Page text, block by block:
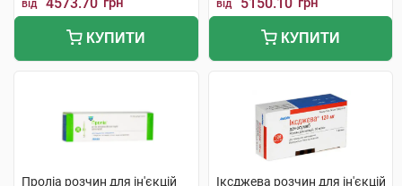
від
КУПИТИ
від
КУПИТИ
Проліа розчин для ін'єкцій
Іксджева розчин для ін'єкцій